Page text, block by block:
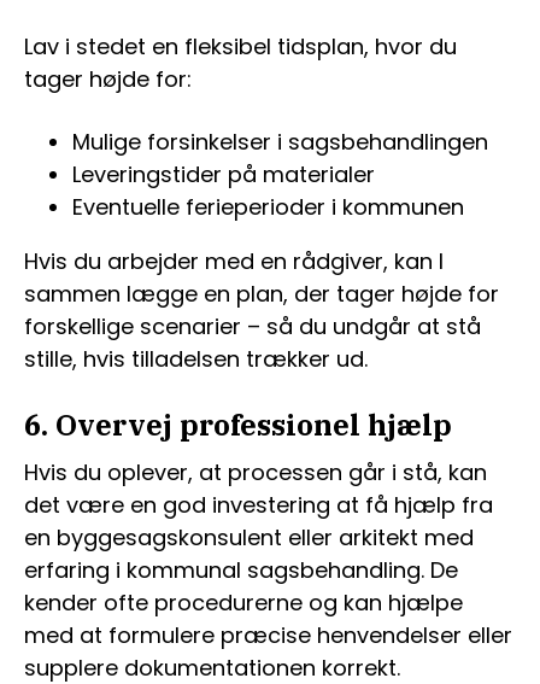
Lav i stedet en fleksibel tidsplan, hvor du
tager højde for:
Mulige forsinkelser i sagsbehandlingen
Leveringstider på materialer
Eventuelle ferieperioder i kommunen
Hvis du arbejder med en rådgiver, kan I
sammen lægge en plan, der tager højde for
forskellige scenarier – så du undgår at stå
stille, hvis tilladelsen trækker ud.
6. Overvej professionel hjælp
Hvis du oplever, at processen går i stå, kan
det være en god investering at få hjælp fra
en byggesagskonsulent eller arkitekt med
erfaring i kommunal sagsbehandling. De
kender ofte procedurerne og kan hjælpe
med at formulere præcise henvendelser eller
supplere dokumentationen korrekt.